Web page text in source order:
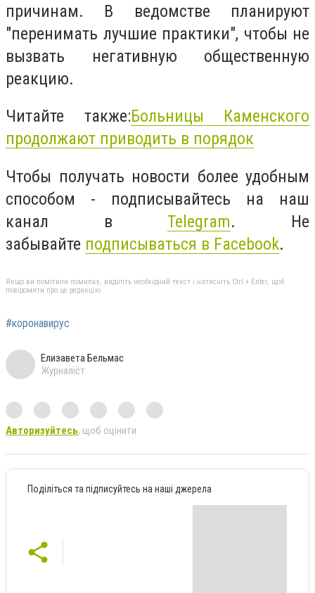
причинам. В ведомстве планируют
"перенимать лучшие практики", чтобы не
вызвать негативную общественную
реакцию.
Читайте также:Больницы Каменского
продолжают приводить в порядок
Чтобы получать новости более удобным
способом - подписывайтесь на наш
канал вTelegram. Не
забывайте подписываться в Facebook.
Якщо ви помітили помилку, виділіть необхідний текст і натисніть Ctrl + Enter, щоб
повідомити про це редакцію
#коронавирус
Елизавета Бельмас
Журналіст
Авторизуйтесь, щоб оцінити
Поділіться та підписуйтесь на наші джерела